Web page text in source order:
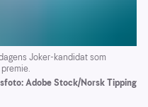
Joker-kandidat som
Adobe Stock/Norsk Tipping